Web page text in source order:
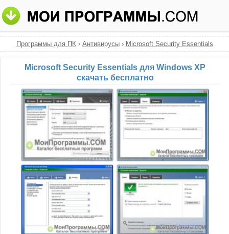
Программы для ПК› Антивирусы› Microsoft Security Essentials
Microsoft Security Essentials для Windows XP
скачать бесплатно